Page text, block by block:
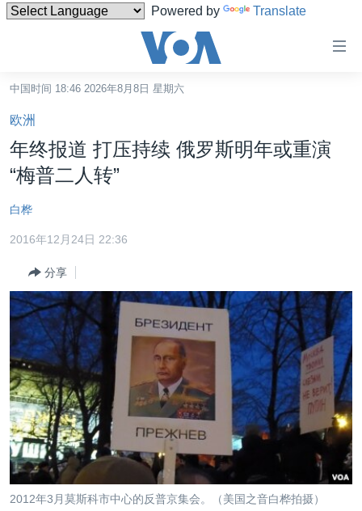
Powered by Translate
碍
链
接
内
容
到
导
跳
转
到
检
索
中国
最新国际新闻
印太
中东
欧洲
非洲
美洲
全球议题
分类新闻
经济·金融·贸易
人权·法律·宗教
科教·文娱·体健
军事
劳工
环境
美中关系
热点专题
白宫要闻
国会报道
美中关系
美国建国250周年
埃博拉疫情
VOA视频
VOA今日焦点
中文广播
关注我们
中国时间 18:46 2026年8月8日 星期六
欧洲
年终报道 打压持续 俄罗斯明年或重演
“梅普二人转”
白桦
2016年12月24日 22:36
分享
2012年3月莫斯科市中心的反普京集会。（美国之音白桦拍摄）